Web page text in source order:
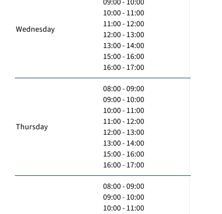
Wednesday
10:00 - 11:00
11:00 - 12:00
12:00 - 13:00
13:00 - 14:00
15:00 - 16:00
16:00 - 17:00
Thursday
08:00 - 09:00
09:00 - 10:00
10:00 - 11:00
11:00 - 12:00
12:00 - 13:00
13:00 - 14:00
15:00 - 16:00
16:00 - 17:00
08:00 - 09:00
09:00 - 10:00
10:00 - 11:00